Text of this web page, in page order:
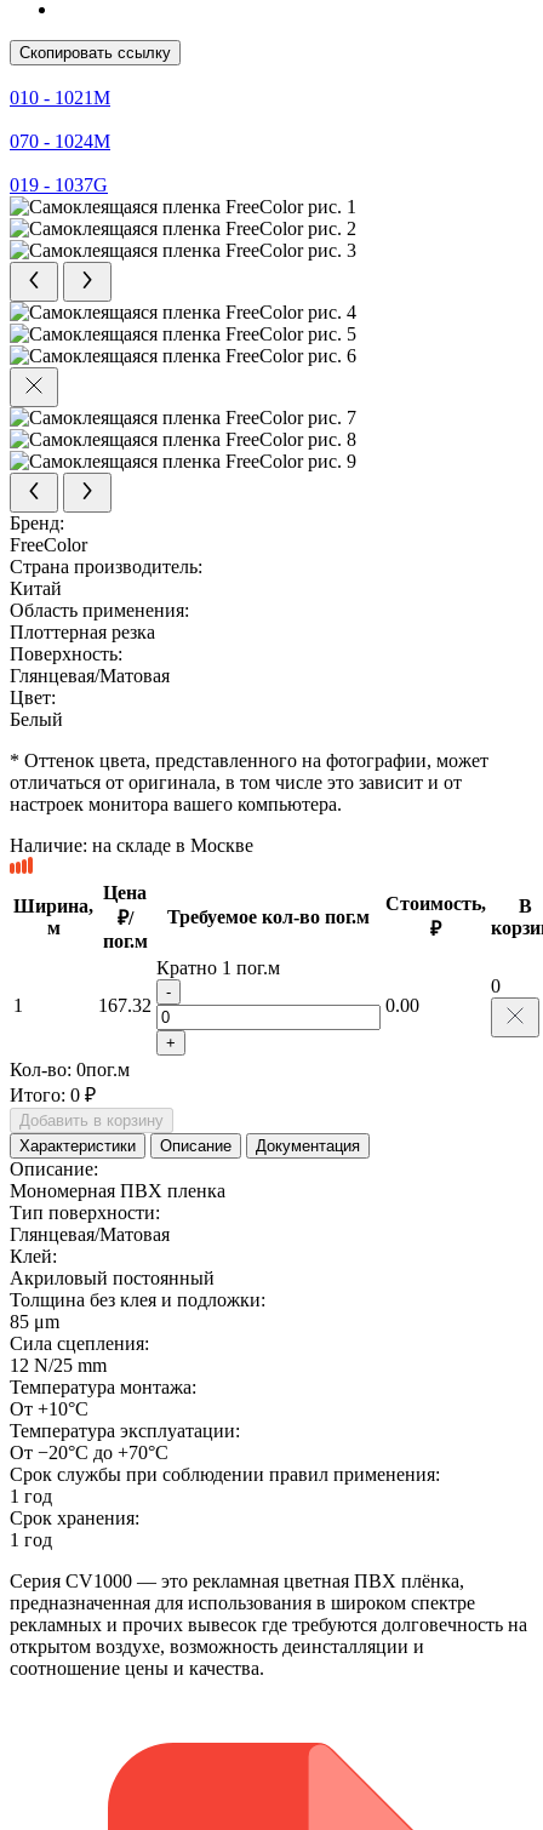
Скопировать ссылку
010 - 1021M
070 - 1024M
019 - 1037G
Бренд:
FreeColor
Страна производитель:
Китай
Область применения:
Плоттерная резка
Поверхность:
Глянцевая/Матовая
Цвет:
Белый
* Оттенок цвета, представленного на фотографии, может
отличаться от оригинала, в том числе это зависит и от
настроек монитора вашего компьютера.
Наличие: на складе в Москве
Ширина,
м
Цена
₽/
пог.м
Требуемое кол-во пог.м
Стоимость,
₽
В
1 167.32
Кратно 1 пог.м
-
+
0.00
0
Кол-во: 0пог.м
Итого: 0 ₽
Добавить в корзину
Характеристики
Описание Документация
Описание:
Мономерная ПВХ пленка
Тип поверхности:
Глянцевая/Матовая
Клей:
Акриловый постоянный
Толщина без клея и подложки:
85 μm
Сила сцепления:
12 N/25 mm
Температура монтажа:
От +10°С
Температура эксплуатации:
От −20°С до +70°С
Срок службы при соблюдении правил применения:
1 год
Срок хранения:
1 год
Серия CV1000 — это рекламная цветная ПВХ плёнка,
предназначенная для использования в широком спектре
рекламных и прочих вывесок где требуются долговечность на
открытом воздухе, возможность деинсталляции и
соотношение цены и качества.